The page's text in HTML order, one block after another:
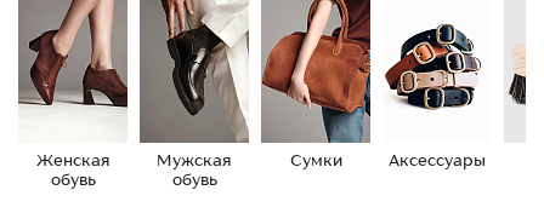
Женская
обувь
Мужская
обувь
Сумки Аксессуары